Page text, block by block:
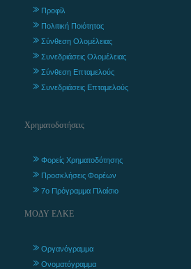
Προφίλ
Πολιτική Ποιότητας
Σύνθεση Ολομέλειας
Συνεδριάσεις Ολομέλειας
Σύνθεση Επταμελούς
Συνεδριάσεις Επταμελούς
Χρηματοδοτήσεις
Φορείς Χρηματοδότησης
Προσκλήσεις Φορέων
7ο Πρόγραμμα Πλαίσιο
ΜΟΔΥ ΕΛΚΕ
Οργανόγραμμα
Ονοματόγραμμα